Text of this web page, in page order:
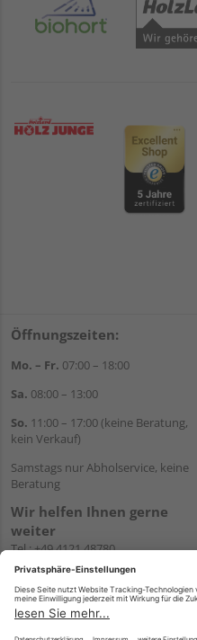
Öffnungszeiten:
Mo. – Fr. 07:00 – 18:00
Sa. 08:00 – 13:00
So. 11:00 – 17:00 (keine Beratung,
kein Verkauf)
Samstags nur Abholservice, keine
Beratung
Wir helfen Ihnen gerne
weiter
Tel.:+49 4121 48780
E-Mail:onlineshop@holz-
WhatsApp